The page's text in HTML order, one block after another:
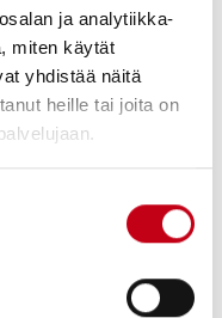
ja analytiikka-
miten käytät
yhdistää näitä
heille tai joita on
kertoo Harvian
inspiraationsa
käytetään mustaa
modernia saunaa, jossa
muotoilua.
Viilu avataan